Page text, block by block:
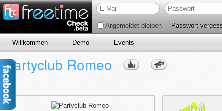
Angemeldet bleiben Passwort
Willkommen Demo Events
Partyclub Romeo